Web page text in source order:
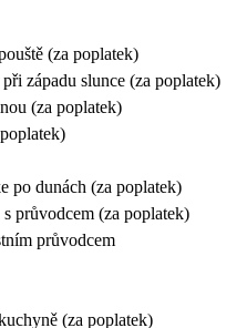
(za poplatek)
západu slunce (za poplatek)
(za poplatek)
po dunách (za poplatek)
průvodcem (za poplatek)
průvodcem
(za poplatek)